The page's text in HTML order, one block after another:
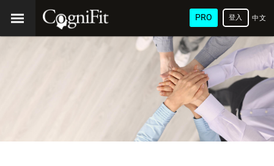
PRO 中文
(繁
體)
登入